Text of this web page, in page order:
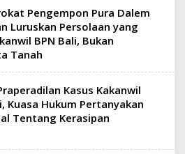
Pengempon Pura Dalem
Luruskan Persolaan yang
BPN Bali, Bukan
Tanah
Kasus Kakanwil
Kuasa Hukum Pertanyakan
Tentang Kerasipan